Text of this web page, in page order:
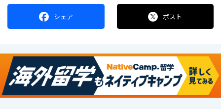
シェア ポスト